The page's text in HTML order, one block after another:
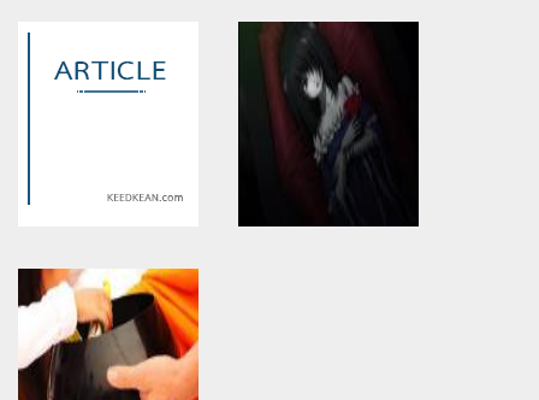
assumed 'article_topic' (this
will throw an Error in a future
/home/keedkean/domains/keedkean.com/public_html/include/article/
Warning: Use of undefined
constant article_topic -
assumed 'article_topic' (this
will throw an Error in a future
version of PHP) in
/home/keedkean/domains/
on line 534
ใครกันที่กล่าวเอาไว้
Warning: Use of undefined
constant article_topic -
assumed 'article_topic' (this
will throw an Error in a future
version of PHP) in
/home/keedkean/domains/keedkean.com/public_html/include/article/